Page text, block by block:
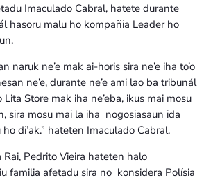
Imaculado Cabral, hatete durante
hasoru malu ho kompañia Leader ho
naruk ne’e mak ai-horis sira ne’e iha to’o
ne’e, durante ne’e ami lao ba tribunál
Lita Store mak iha ne’eba, ikus mai mosu
sira mosu mai la iha nogosiasaun ida
di’ak.” hateten Imaculado Cabral.
Rai, Pedrito Vieira hateten halo
familia afetadu sira no konsidera Polísia